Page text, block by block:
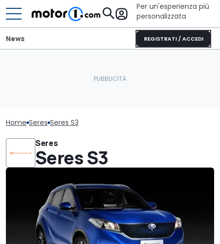
Per un'esperienza più
personalizzata
REGISTRATI / ACCEDI
News
Home Seres Seres S3
Seres
Seres S3